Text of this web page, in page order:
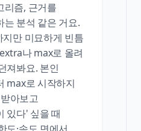
리즘, 근거를
는 분석 같은 거요.
만 미묘하게 빈틈
나 max로 올려
져봐요. 본인
max로 시작하지
아보고
있다' 싶을 때